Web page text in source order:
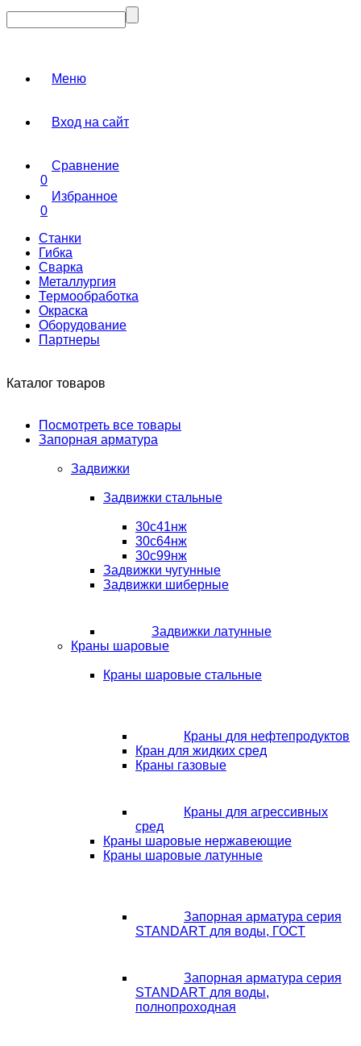
Меню
Вход на сайт
Сравнение
0
Избранное
0
Станки
Гибка
Сварка
Металлургия
Термообработка
Окраска
Оборудование
Партнеры
Каталог товаров
Посмотреть все товары
Запорная арматура
Задвижки
Задвижки стальные
30с41нж
30с64нж
30с99нж
Задвижки чугунные
Задвижки шиберные
Задвижки латунные
Краны шаровые
Краны шаровые стальные
Краны для нефтепродуктов
Кран для жидких сред
Краны газовые
Краны для агрессивных
сред
Краны шаровые нержавеющие
Краны шаровые латунные
Запорная арматура серия
STANDART для воды, ГОСТ
Запорная арматура серия
STANDART для воды,
полнопроходная